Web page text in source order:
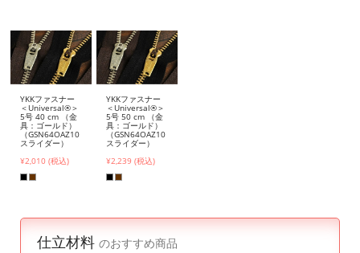
YKKファスナー
＜Universal®＞
5号 40 cm （金
具：ゴールド）
（GSN64OAZ10
スライダー）
¥2,010 (税込)
YKKファスナー
＜Universal®＞
5号 50 cm （金
具：ゴールド）
（GSN64OAZ10
スライダー）
¥2,239 (税込)
仕立材料 のおすすめ商品